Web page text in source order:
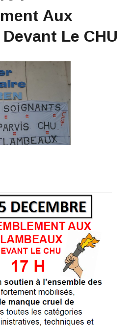
Aux
Le CHU